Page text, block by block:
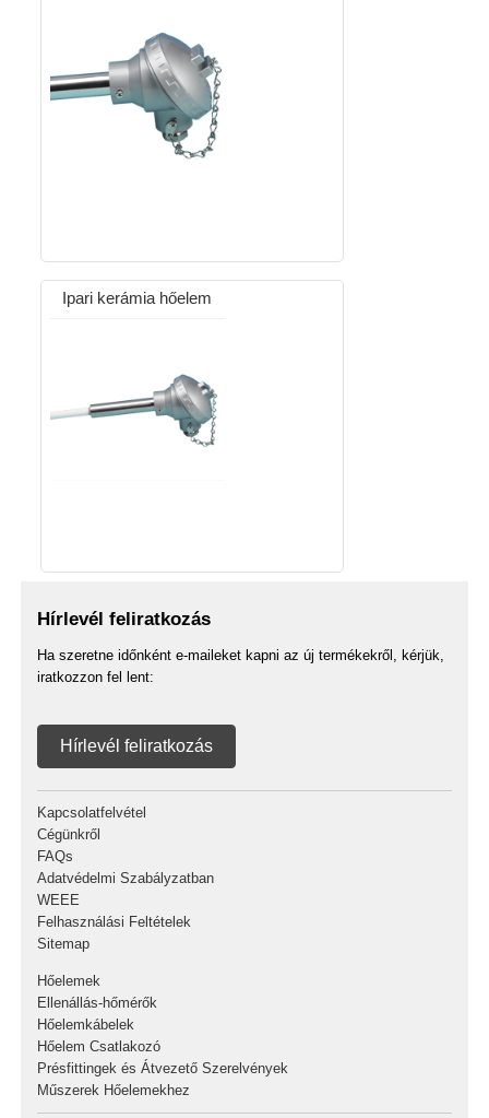
Ipari kerámia hőelem
Hírlevél feliratkozás
Ha szeretne időnként e-maileket kapni az új termékekről, kérjük,
iratkozzon fel lent:
Hírlevél feliratkozás
Kapcsolatfelvétel
Cégünkről
FAQs
Adatvédelmi Szabályzatban
WEEE
Felhasználási Feltételek
Sitemap
Hőelemek
Ellenállás-hőmérők
Hőelemkábelek
Hőelem Csatlakozó
Présfittingek és Átvezető Szerelvények
Műszerek Hőelemekhez